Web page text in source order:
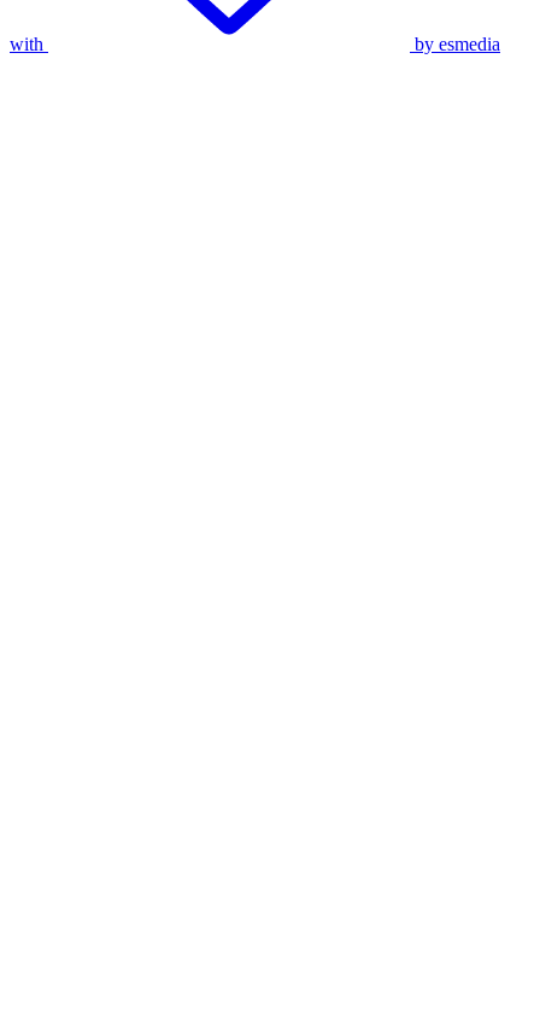
with by esmedia